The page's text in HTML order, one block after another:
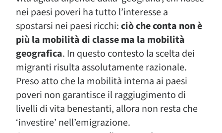
nei paesi poveri ha tutto l’interesse a
spostarsi nei paesi ricchi:ciò che conta non è
più la mobilità di classe ma la mobilità
geografica. In questo contesto la scelta dei
migranti risulta assolutamente razionale.
Preso atto che la mobilità interna ai paesi
poveri non garantisce il raggiugimento di
livelli di vita benestanti, allora non resta che
‘investire’ nell’emigrazione.